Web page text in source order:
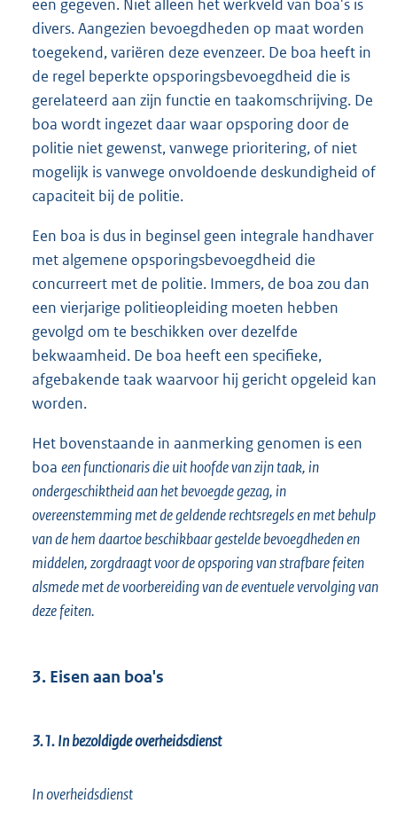
een gegeven. Niet alleen het werkveld van boa's is
divers. Aangezien bevoegdheden op maat worden
toegekend, variëren deze evenzeer. De boa heeft in
de regel beperkte opsporingsbevoegdheid die is
gerelateerd aan zijn functie en taakomschrijving. De
boa wordt ingezet daar waar opsporing door de
politie niet gewenst, vanwege prioritering, of niet
mogelijk is vanwege onvoldoende deskundigheid of
capaciteit bij de politie.
Een boa is dus in beginsel geen integrale handhaver
met algemene opsporingsbevoegdheid die
concurreert met de politie. Immers, de boa zou dan
een vierjarige politieopleiding moeten hebben
gevolgd om te beschikken over dezelfde
bekwaamheid. De boa heeft een specifieke,
afgebakende taak waarvoor hij gericht opgeleid kan
worden.
Het bovenstaande in aanmerking genomen is een
boa een functionaris die uit hoofde van zijn taak, in
ondergeschiktheid aan het bevoegde gezag, in
overeenstemming met de geldende rechtsregels en met behulp
van de hem daartoe beschikbaar gestelde bevoegdheden en
middelen, zorgdraagt voor de opsporing van strafbare feiten
alsmede met de voorbereiding van de eventuele vervolging van
deze feiten.
3. Eisen aan boa's
3.1. In bezoldigde overheidsdienst
In overheidsdienst